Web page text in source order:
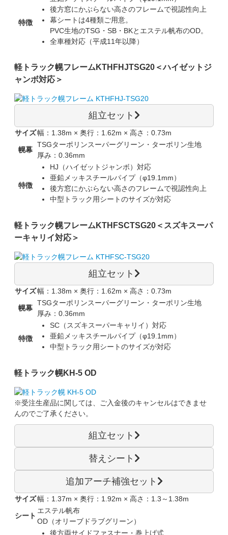
特徴
後方窓にかぶらない高さのフレームで視認性向上
幕シートは4種類ご用意。
PVC生地のTSG・SB・BKとエステル帆布のOD。
全車種対応（平成11年以降）
軽トラック幌フレームKTHFHJTSG20 ＜ハイゼットジ
ャンボ対応＞
組立セット
サイズ幅：1.38m × 奥行：1.62m × 高さ：0.73m
幌幕
TSGターポリンスーパーグリーン・ターポリン生地
厚み：0.36mm
特徴
HJ（ハイゼットジャンボ）対応
亜鉛メッキスチールパイプ（φ19.1mm）
後方窓にかぶらない高さのフレームで視認性向上
中型トラック用シートのサイズが対応
軽トラック幌フレームKTHFSCTSG20 ＜スズキスーパ
ーキャリイ対応＞
組立セット
サイズ幅：1.38m × 奥行：1.62m × 高さ：0.73m
幌幕
TSGターポリンスーパーグリーン・ターポリン生地
厚み：0.36mm
特徴
SC（スズキスーパーキャリイ）対応
亜鉛メッキスチールパイプ（φ19.1mm）
中型トラック用シートのサイズが対応
軽トラック幌KH-5 OD
※受注生産品に関しては、
ご入金後のキャンセルはできませ
んのでご了承ください。
組立セット
替えシート
追加アーチ補強セット
サイズ幅：1.37m × 奥行：1.92m × 高さ：1.3～1.38m
シート
エステル帆布
OD（オリーブドラブグリーン）
後方両サイドファスナー・巻上げ式